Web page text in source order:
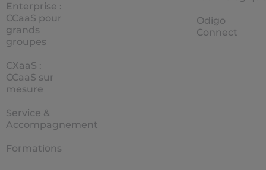
Enterprise :
CCaaS pour
grands
groupes
CXaaS :
CCaaS sur
mesure
Service &
Accompagnement
Formations
Odigo
Connect